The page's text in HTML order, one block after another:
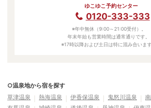
ゆこゆこ予約センター
0120-333-333
※年中無休（9:00～21:00受付）。
年末年始も営業時間は通常通りです。
※17時以降および土日は特に混み合います
○温泉地から宿を探す
草津温泉
熱海温泉 伊香保温泉 鬼怒川温泉